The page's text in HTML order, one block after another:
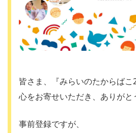
皆さま、『みらいのたからば
心をお寄せいただき、ありがと
事前登録ですが、